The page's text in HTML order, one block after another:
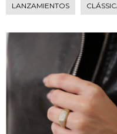
LANZAMIENTOS